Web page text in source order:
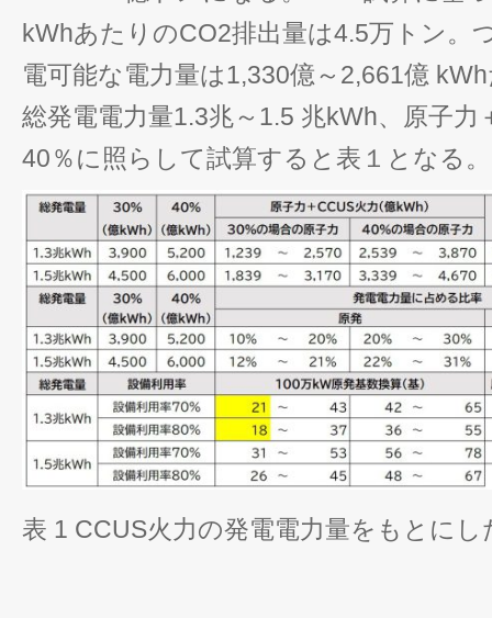
kWhあたりのCO2排出量は4.5万トン。
電可能な電力量は1,330億～2,661億
総発電電力量1.3兆～1.5 兆kWh、原子力
40％に照らして試算すると表１となる。
表 1 CCUS火力の発電電力量をもとにし